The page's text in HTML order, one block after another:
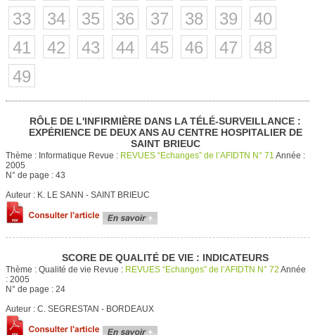
33
34 35 36 37 38 39
40
41
42 43 44 45 46 47
48
49
RÔLE DE L'INFIRMIÈRE DANS LA TÉLÉ-SURVEILLANCE :
EXPÉRIENCE DE DEUX ANS AU CENTRE HOSPITALIER DE
SAINT BRIEUC
Thème : Informatique Revue : REVUES “Echanges” de l’AFIDTN N° 71 Année :
2005
N° de page : 43
Auteur : K. LE SANN - SAINT BRIEUC
SCORE DE QUALITÉ DE VIE : INDICATEURS
Thème : Qualité de vie Revue : REVUES “Echanges” de l’AFIDTN N° 72 Année
: 2005
N° de page : 24
Auteur : C. SEGRESTAN - BORDEAUX